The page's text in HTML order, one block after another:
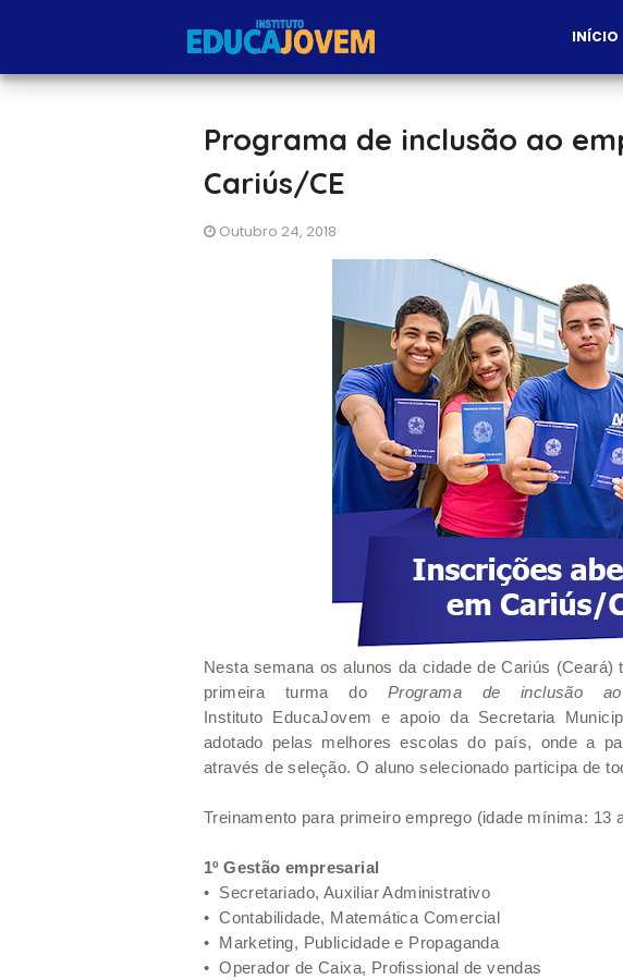
INÍCIO
Programa de inclusão ao
Cariús/CE
Outubro 24, 2018
Nesta semana os alunos da cidade de Cariús (Ceará)
primeira turma do Programa de inclusão
Instituto EducaJovem e apoio da Secretaria
adotado pelas melhores escolas do país, onde a
através de seleção. O aluno selecionado participa de
Treinamento para primeiro emprego (idade mínima: 13
1º Gestão empresarial
• Secretariado, Auxiliar Administrativo
• Contabilidade, Matemática Comercial
• Marketing, Publicidade e Propaganda
• Operador de Caixa, Profissional de vendas